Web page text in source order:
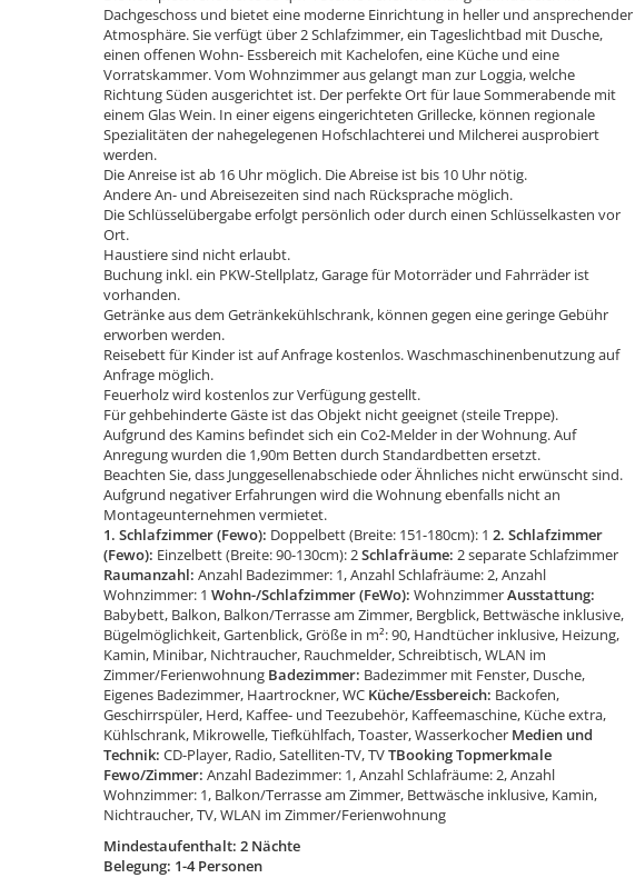
Dachgeschoss und bietet eine moderne Einrichtung in heller und ansprechender
Atmosphäre. Sie verfügt über 2 Schlafzimmer, ein Tageslichtbad mit Dusche,
einen offenen Wohn- Essbereich mit Kachelofen, eine Küche und eine
Vorratskammer. Vom Wohnzimmer aus gelangt man zur Loggia, welche
Richtung Süden ausgerichtet ist. Der perfekte Ort für laue Sommerabende mit
einem Glas Wein. In einer eigens eingerichteten Grillecke, können regionale
Spezialitäten der nahegelegenen Hofschlachterei und Milcherei ausprobiert
werden.
Die Anreise ist ab 16 Uhr möglich. Die Abreise ist bis 10 Uhr nötig.
Andere An- und Abreisezeiten sind nach Rücksprache möglich.
Die Schlüsselübergabe erfolgt persönlich oder durch einen Schlüsselkasten vor
Ort.
Haustiere sind nicht erlaubt.
Buchung inkl. ein PKW-Stellplatz, Garage für Motorräder und Fahrräder ist
vorhanden.
Getränke aus dem Getränkekühlschrank, können gegen eine geringe Gebühr
erworben werden.
Reisebett für Kinder ist auf Anfrage kostenlos. Waschmaschinenbenutzung auf
Anfrage möglich.
Feuerholz wird kostenlos zur Verfügung gestellt.
Für gehbehinderte Gäste ist das Objekt nicht geeignet (steile Treppe).
Aufgrund des Kamins befindet sich ein Co2-Melder in der Wohnung. Auf
Anregung wurden die 1,90m Betten durch Standardbetten ersetzt.
Beachten Sie, dass Junggesellenabschiede oder Ähnliches nicht erwünscht sind.
Aufgrund negativer Erfahrungen wird die Wohnung ebenfalls nicht an
Montageunternehmen vermietet.
1. Schlafzimmer (Fewo): Doppelbett (Breite: 151-180cm): 1 2. Schlafzimmer
(Fewo): Einzelbett (Breite: 90-130cm): 2Schlafräume:2 separate Schlafzimmer
Raumanzahl:Anzahl Badezimmer: 1, Anzahl Schlafräume: 2, Anzahl
Wohnzimmer: 1 Wohn-/Schlafzimmer (FeWo):WohnzimmerAusstattung:
Babybett, Balkon, Balkon/Terrasse am Zimmer, Bergblick, Bettwäsche inklusive,
Bügelmöglichkeit, Gartenblick, Größe in m²: 90, Handtücher inklusive, Heizung,
Kamin, Minibar, Nichtraucher, Rauchmelder, Schreibtisch, WLAN im
Zimmer/Ferienwohnung Badezimmer: Badezimmer mit Fenster, Dusche,
Eigenes Badezimmer, Haartrockner, WC Küche/Essbereich: Backofen,
Geschirrspüler, Herd, Kaffee- und Teezubehör, Kaffeemaschine, Küche extra,
Kühlschrank, Mikrowelle, Tiefkühlfach, Toaster, Wasserkocher Medien und
Technik:CD-Player, Radio, Satelliten-TV, TVTBooking Topmerkmale
Fewo/Zimmer:Anzahl Badezimmer: 1, Anzahl Schlafräume: 2, Anzahl
Wohnzimmer: 1, Balkon/Terrasse am Zimmer, Bettwäsche inklusive, Kamin,
Nichtraucher, TV, WLAN im Zimmer/Ferienwohnung
Mindestaufenthalt: 2 Nächte
Belegung: 1-4 Personen